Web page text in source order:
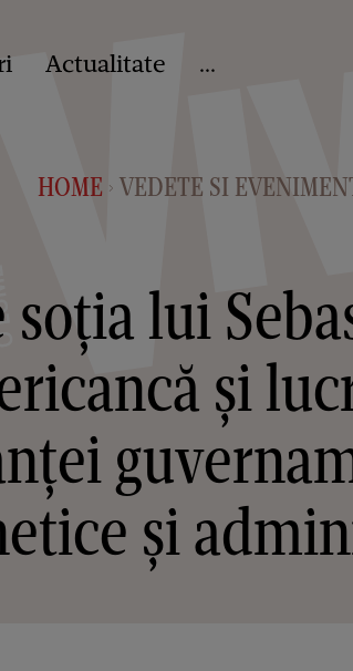
Actualitate ...
HOME > VEDETE SI
soția lui
și
și